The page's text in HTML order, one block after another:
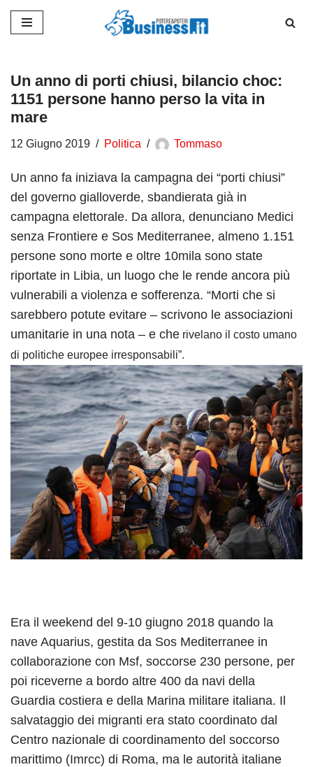
contenuto
Un anno di porti chiusi, bilancio choc:
1151 persone hanno perso la vita in
mare
12 Giugno 2019 Politica Tommaso
Un anno fa iniziava la campagna dei “porti chiusi”
del governo gialloverde, sbandierata già in
campagna elettorale. Da allora, denunciano Medici
senza Frontiere e Sos Mediterranee, almeno 1.151
persone sono morte e oltre 10mila sono state
riportate in Libia, un luogo che le rende ancora più
vulnerabili a violenza e sofferenza. “Morti che si
sarebbero potute evitare – scrivono le associazioni
umanitarie in una nota – e che rivelano il costo umano
di politiche europee irresponsabili”.
Era il weekend del 9-10 giugno 2018 quando la
nave Aquarius, gestita da Sos Mediterranee in
collaborazione con Msf, soccorse 230 persone, per
poi riceverne a bordo altre 400 da navi della
Guardia costiera e della Marina militare italiana. Il
salvataggio dei migranti era stato coordinato dal
Centro nazionale di coordinamento del soccorso
marittimo (Imrcc) di Roma, ma le autorità italiane